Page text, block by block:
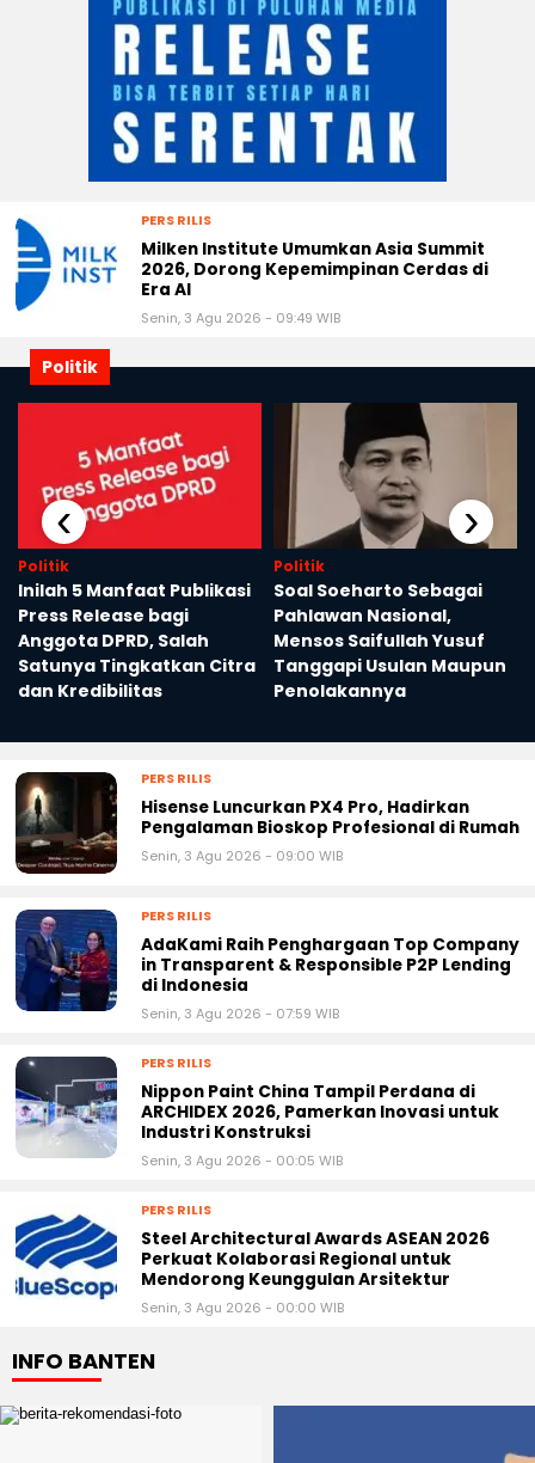
PERS RILIS
Milken Institute Umumkan Asia Summit
2026, Dorong Kepemimpinan Cerdas di
Era AI
Senin, 3 Agu 2026 - 09:49 WIB
Politik
Politik
Inilah 5 Manfaat Publikasi
Press Release bagi
Anggota DPRD, Salah
Satunya Tingkatkan Citra
dan Kredibilitas
Politik
Soal Soeharto Sebagai
Pahlawan Nasional,
Mensos Saifullah Yusuf
Tanggapi Usulan Maupun
Penolakannya
‹ ›
PERS RILIS
Hisense Luncurkan PX4 Pro, Hadirkan
Pengalaman Bioskop Profesional di Rumah
Senin, 3 Agu 2026 - 09:00 WIB
PERS RILIS
AdaKami Raih Penghargaan Top Company
in Transparent & Responsible P2P Lending
di Indonesia
Senin, 3 Agu 2026 - 07:59 WIB
PERS RILIS
Nippon Paint China Tampil Perdana di
ARCHIDEX 2026, Pamerkan Inovasi untuk
Industri Konstruksi
Senin, 3 Agu 2026 - 00:05 WIB
PERS RILIS
Steel Architectural Awards ASEAN 2026
Perkuat Kolaborasi Regional untuk
Mendorong Keunggulan Arsitektur
Senin, 3 Agu 2026 - 00:00 WIB
INFO BANTEN